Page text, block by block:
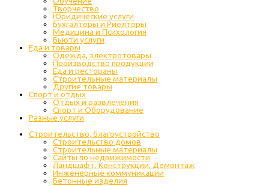
Творчество
Юридические услуги
Бухгалтеры и Риелторы
Медицина и Психология
Бьюти услуги
Еда и товары
Одежда, электротовары
Производство продукции
Еда и рестораны
Строительные материалы
Другие товары
Спорт и отдых
Отдых и развлечения
Спорт и Оборудование
Разные услуги
Строительство, благоустройство
Строительство домов
Строительные материалы
Сайты по недвижимости
Ландшафт, Конструкции, Демонтаж
Инженерные коммуникации
Бетонные изделия